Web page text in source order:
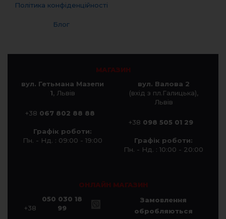
Політика конфіденційності
Блог
МАГАЗИН
вул. Гетьмана Мазепи
1, Львів
+38 067 802 88 88
Графік роботи:
Пн. - Нд. : 09:00 - 19:00
вул. Валова 2
(вхід з пл.Галицька),
Львів
+38 098 505 01 29
Графік роботи:
Пн. - Нд. : 10:00 - 20:00
ОНЛАЙН МАГАЗИН
+38
050 030 18
99
Замовлення
обробляються